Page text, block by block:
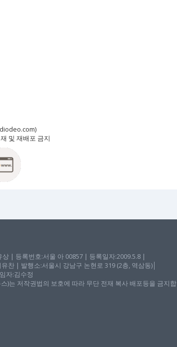
및 재배포 금지
| 등록번호:서울 아 00857 | 등록일자:2009.5.8 |
찬 | 발행소:서울시 강남구 논현로 319 (2층, 역삼동)│
자:김수정
)는 저작권법의 보호에 따라 무단 전재 복사 배포등을 금지합